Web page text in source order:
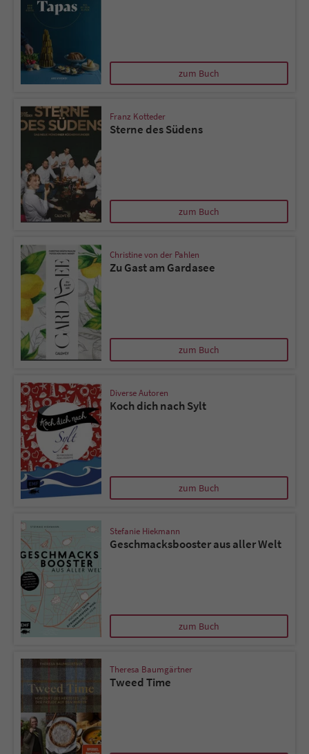
zum Buch
Franz Kotteder
Sterne des Südens
zum Buch
Christine von der Pahlen
Zu Gast am Gardasee
zum Buch
Diverse Autoren
Koch dich nach Sylt
zum Buch
Stefanie Hiekmann
Geschmacksbooster aus aller Welt
zum Buch
Theresa Baumgärtner
Tweed Time